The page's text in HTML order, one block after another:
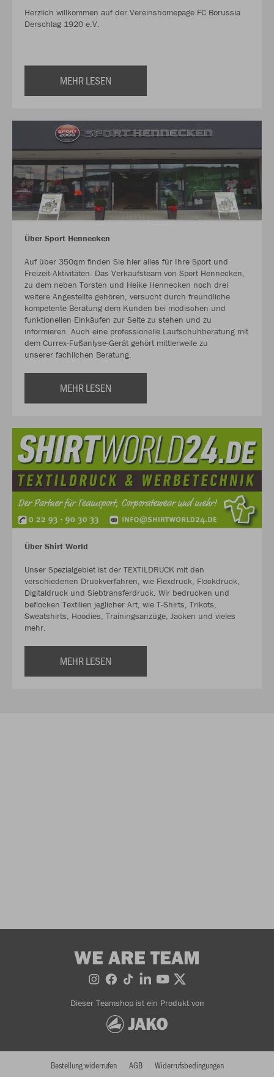
Herzlich willkommen auf der Vereinshomepage FC Borussia
Derschlag 1920 e.V.
MEHR LESEN
Über Sport Hennecken
Auf über 350qm finden Sie hier alles für Ihre Sport und
Freizeit-Aktivitäten. Das Verkaufsteam von Sport Hennecken,
zu dem neben Torsten und Heike Hennecken noch drei
weitere Angestellte gehören, versucht durch freundliche
kompetente Beratung dem Kunden bei modischen und
funktionellen Einkäufen zur Seite zu stehen und zu
informieren. Auch eine professionelle Laufschuhberatung mit
dem Currex-Fußanlyse-Gerät gehört mittlerweile zu
unserer fachlichen Beratung.
MEHR LESEN
Über Shirt World
Unser Spezialgebiet ist der TEXTILDRUCK mit den
verschiedenen Druckverfahren, wie Flexdruck, Flockdruck,
Digitaldruck und Siebtransferdruck. Wir bedrucken und
beflocken Textilien jeglicher Art, wie T-Shirts, Trikots,
Sweatshirts, Hoodies, Trainingsanzüge, Jacken und vieles
mehr.
MEHR LESEN
WE ARE TEAM
Dieser Teamshop ist ein Produkt von
Bestellung widerrufen AGB
Widerrufsbedingungen